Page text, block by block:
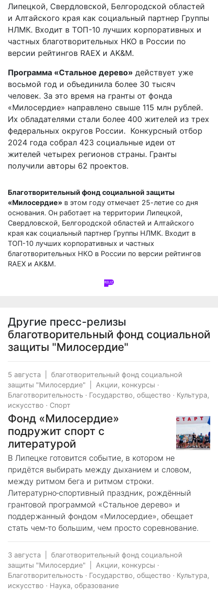
Липецкой, Свердловской, Белгородской областей
и Алтайского края как социальный партнер Группы
НЛМК. Входит в ТОП-10 лучших корпоративных и
частных благотворительных НКО в России по
версии рейтингов RAEX и AK&M.
Программа «Стальное дерево» действует уже
восьмой год и объединила более 30 тысяч
человек. За это время на гранты от фонда
«Милосердие» направлено свыше 115 млн рублей.
Их обладателями стали более 400 жителей из трех
федеральных округов России. Конкурсный отбор
2024 года собрал 423 социальные идеи от
жителей четырех регионов страны. Гранты
получили авторы 62 проектов.
Благотворительный фонд социальной защиты
«Милосердие» в этом году отмечает 25-летие со дня
основания. Он работает на территории Липецкой,
Свердловской, Белгородской областей и Алтайского
края как социальный партнер Группы НЛМК. Входит в
ТОП-10 лучших корпоративных и частных
благотворительных НКО в России по версии рейтингов
RAEX и AK&M.
Другие пресс-релизы
благотворительный фонд социальной
защиты "Милосердие"
5 августа
благотворительный фонд социальной
защиты "Милосердие"
Акции, конкурсы ·
Благотворительность · Государство, общество · Культура,
искусство · Спорт
Фонд «Милосердие»
подружит спорт с
литературой
В Липецке готовится событие, в котором не
придётся выбирать между дыханием и словом,
между ритмом бега и ритмом строки.
Литературно‑спортивный праздник, рождённый
грантовой программой «Стальное дерево» и
поддержанный фондом «Милосердие», обещает
стать чем‑то большим, чем просто соревнование.
3 августа
благотворительный фонд социальной
защиты "Милосердие"
Акции, конкурсы ·
Благотворительность · Государство, общество · Культура,
искусство · Наука, образование